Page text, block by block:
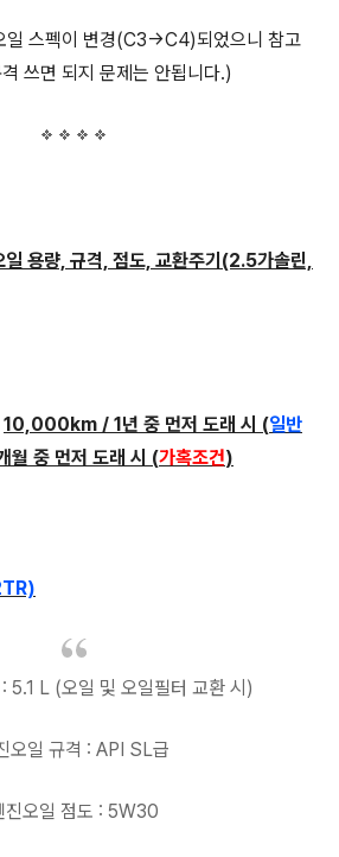
일 스펙이 변경(C3->C4)되었으니 참고
쓰면 되지 문제는 안됩니다.)
용량, 규격, 점도, 교환주기(2.5가솔린,
10,000km / 1년 중 먼저 도래 시 (일반
중 먼저 도래 시 (가혹조건)
5.1 L (오일 및 오일필터 교환 시)
오일 규격 : API SL급
진오일 점도 : 5W30